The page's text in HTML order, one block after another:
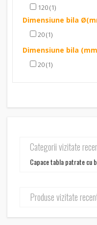
120 (1)
Dimensiune bila
20 (1)
Dimensiune bila
20 (1)
Categorii vizitate
Capace tabla patrate cu
Produse vizitate